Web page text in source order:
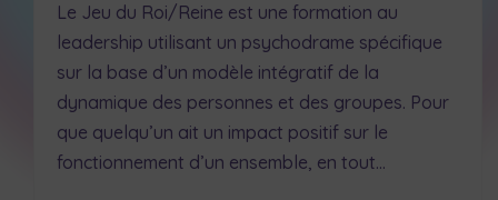
Le Jeu du Roi/Reine est une formation au
leadership utilisant un psychodrame spécifique
sur la base d’un modèle intégratif de la
dynamique des personnes et des groupes. Pour
que quelqu’un ait un impact positif sur le
fonctionnement d’un ensemble, en tout…